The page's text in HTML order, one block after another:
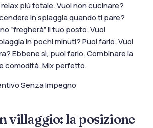
più totale. Vuoi non cucinare?
in spiaggia quando ti pare?
“fregherà” il tuo posto. Vuoi
in pochi minuti? Puoi farlo. Vuoi
Ebbene sì, puoi farlo. Combinare la
comodità. Mix perfetto.
Senza Impegno
villaggio: la posizione